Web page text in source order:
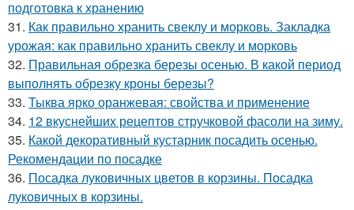
подготовка к хранению
31. Как правильно хранить свеклу и морковь. Закладка
урожая: как правильно хранить свеклу и морковь
32. Правильная обрезка березы осенью. В какой период
выполнять обрезку кроны березы?
33. Тыква ярко оранжевая: свойства и применение
34. 12 вкуснейших рецептов стручковой фасоли на зиму.
35. Какой декоративный кустарник посадить осенью.
Рекомендации по посадке
36. Посадка луковичных цветов в корзины. Посадка
луковичных в корзины.